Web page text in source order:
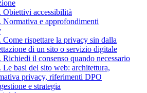
Obiettivi accessibilità
Normativa e approfondimenti
Come rispettare la privacy sin dalla
di un sito o servizio digitale
Richiedi il consenso quando necessario
Le basi del sito web: architettura,
privacy, riferimenti DPO
e strategia